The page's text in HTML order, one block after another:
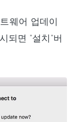
웨어 업데이
되면 "설치"버